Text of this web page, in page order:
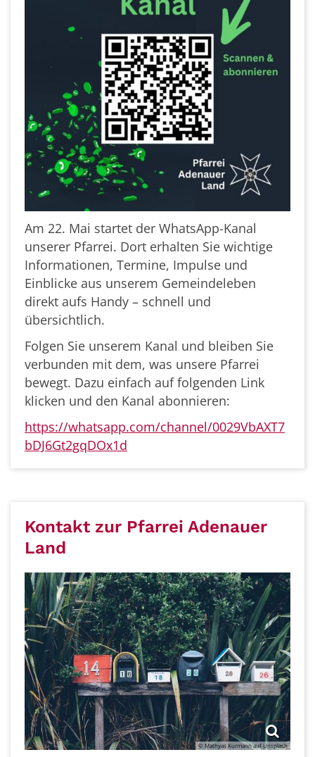
Am 22. Mai startet der WhatsApp-Kanal
unserer Pfarrei. Dort erhalten Sie wichtige
Informationen, Termine, Impulse und
Einblicke aus unserem Gemeindeleben
direkt aufs Handy – schnell und
übersichtlich.
Folgen Sie unserem Kanal und bleiben Sie
verbunden mit dem, was unsere Pfarrei
bewegt. Dazu einfach auf folgenden Link
klicken und den Kanal abonnieren:
https://whatsapp.com/channel/0029VbAXT7
bDJ6Gt2gqDOx1d
Kontakt zur Pfarrei Adenauer
Land
© Mathyas Kurmann auf Unsplash